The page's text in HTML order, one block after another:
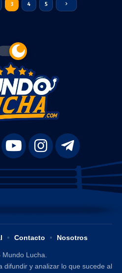
3 4 5
Lucha.
difundir y analizar lo que sucede al
Contacto Nosotros